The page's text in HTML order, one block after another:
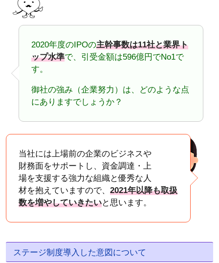
2020年度のIPOの主幹事数は11社と業界ト
ップ水準で、引受金額は596億円でNo1で
す。
御社の強み（企業努力）は、どのような点
にありますでしょうか？
当社には上場前の企業のビジネスや
財務面をサポートし、資金調達・上
場を支援する強力な組織と優秀な人
材を抱えていますので、 2021年以降も取扱
数を増やしていきたいと思います。
ステージ制度導入した意図について